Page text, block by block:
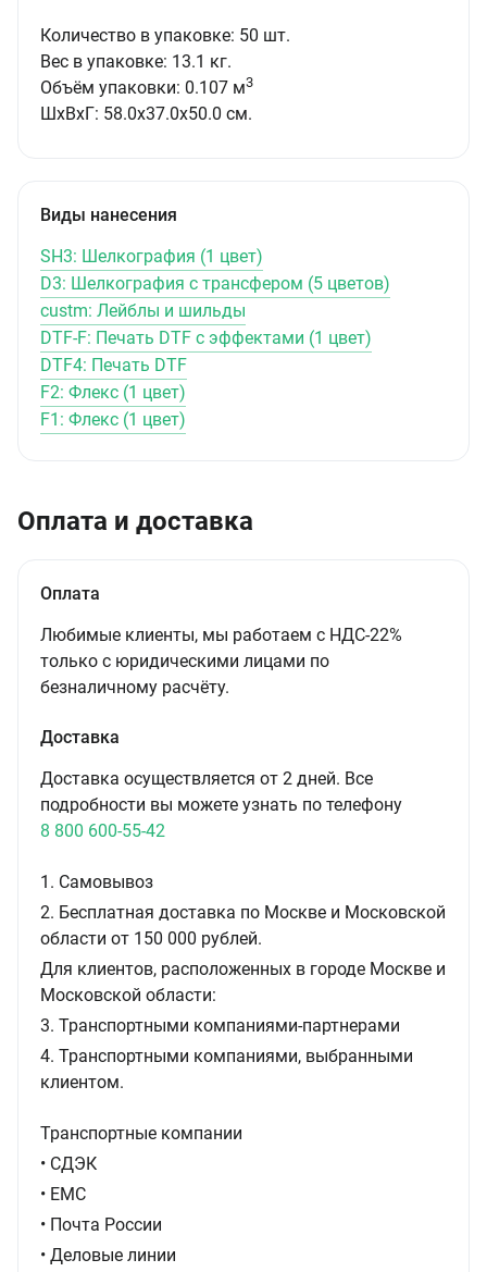
Количество в упаковке: 50 шт.
Вес в упаковке: 13.1 кг.
Объём упаковки: 0.107 м3
ШxВxГ: 58.0x37.0x50.0 см.
Виды нанесения
SH3: Шелкография (1 цвет)
D3: Шелкография с трансфером (5 цветов)
custm: Лейблы и шильды
DTF-F: Печать DTF с эффектами (1 цвет)
DTF4: Печать DTF
F2: Флекс (1 цвет)
F1: Флекс (1 цвет)
Оплата и доставка
Оплата
Любимые клиенты, мы работаем с НДС-22%
только с юридическими лицами по
безналичному расчёту.
Доставка
Доставка осуществляется от 2 дней. Все
подробности вы можете узнать по телефону
8 800 600-55-42
1. Самовывоз
2. Бесплатная доставка по Москве и Московской
области от 150 000 рублей.
Для клиентов, расположенных в городе Москве и
Московской области:
3. Транспортными компаниями-партнерами
4. Транспортными компаниями, выбранными
клиентом.
Транспортные компании
• СДЭК
• ЕМС
• Почта России
• Деловые линии